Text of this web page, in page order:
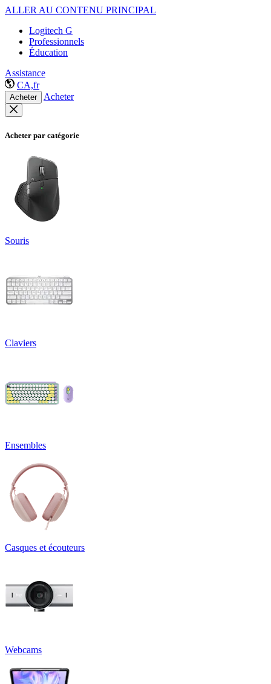
ALLER AU CONTENU PRINCIPAL
Logitech G
Professionnels
Éducation
Assistance
CA,fr
Acheter Acheter
Acheter par catégorie
Souris
Claviers
Ensembles
Casques et écouteurs
Webcams